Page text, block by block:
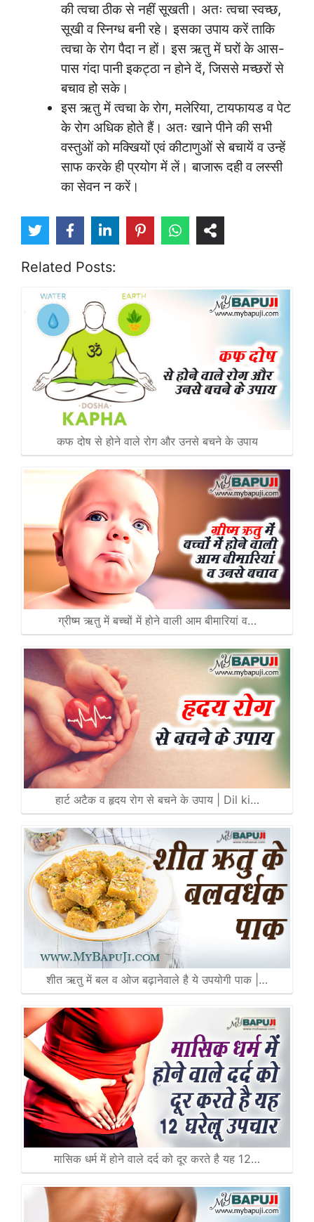
की त्वचा ठीक से नहीं सूखती। अतः त्वचा स्वच्छ,
सूखी व स्निग्ध बनी रहे। इसका उपाय करें ताकि
त्वचा के रोग पैदा न हों। इस ऋतु में घरों के आस-
पास गंदा पानी इकट्ठा न होने दें, जिससे मच्छरों से
बचाव हो सके।
इस ऋतु में त्वचा के रोग, मलेरिया, टायफायड व पेट
के रोग अधिक होते हैं। अतः खाने पीने की सभी
वस्तुओं को मक्खियों एवं कीटाणुओं से बचायें व उन्हें
साफ करके ही प्रयोग में लें। बाजारू दही व लस्सी
का सेवन न करें।
Related Posts:
कफ दोष से होने वाले रोग और उनसे बचने के उपाय
ग्रीष्म ऋतु में बच्चों में होने वाली आम बीमारियां व…
हार्ट अटैक व हृदय रोग से बचने के उपाय | Dil ki…
शीत ऋतु में बल व ओज बढ़ानेवाले है ये उपयोगी पाक |…
मासिक धर्म में होने वाले दर्द को दूर करते है यह 12…